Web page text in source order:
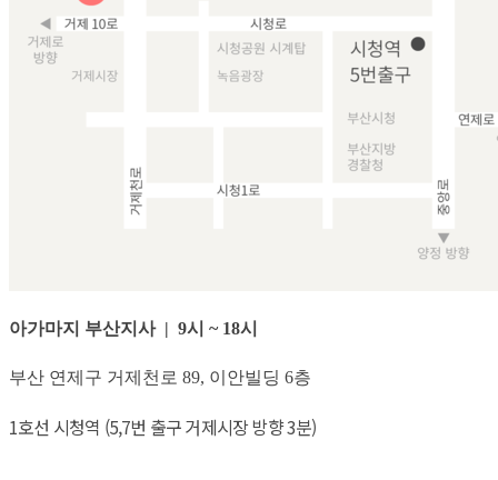
아가마지 부산지사 | 9시 ~ 18시
부산 연제구 거제천로 89, 이안빌딩 6층
1호선 시청역 (5,7번 출구 거제시장 방향 3분)